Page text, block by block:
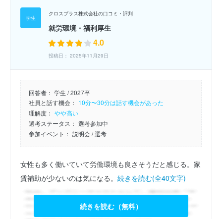
クロスプラス株式会社の口コミ・評判
就労環境・福利厚生
4.0
投稿日： 2025年11月29日
回答者： 学生 / 2027卒
社員と話す機会： 10分〜30分は話す機会があった
理解度： やや高い
選考ステータス： 選考参加中
参加イベント： 説明会/ 選考
女性も多く働いていて労働環境も良さそうだと感じる。家
賃補助が少ないのは気になる。 続きを読む(全40文字)
続きを読む（無料）